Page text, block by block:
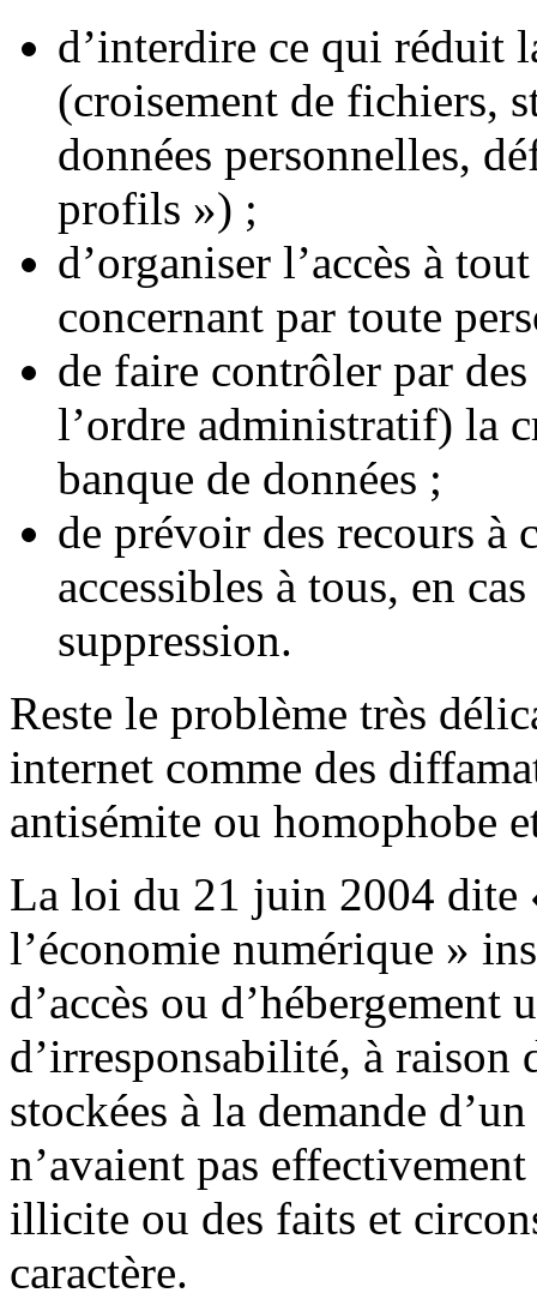
d’interdire ce qui réduit
(croisement de fichiers,
données personnelles,
profils ») ;
d’organiser l’accès à
concernant par toute
de faire contrôler par
l’ordre administratif) la
banque de données ;
de prévoir des recours à
accessibles à tous, en
suppression.
Reste le problème très
internet comme des
antisémite ou homophobe
La loi du 21 juin 2004 dite
l’économie numérique »
d’accès ou d’hébergement
d’irresponsabilité, à
stockées à la demande
n’avaient pas
illicite ou des faits et
caractère.